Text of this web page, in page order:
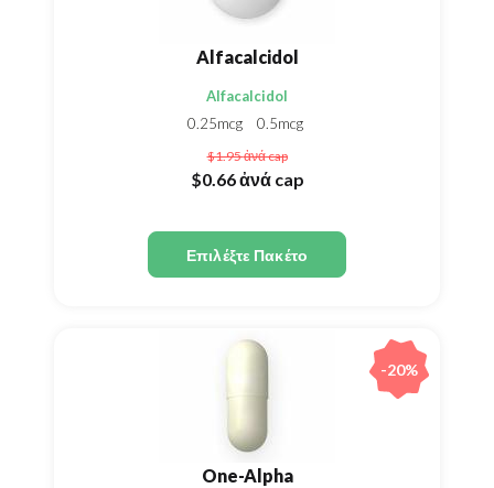
Alfacalcidol
Alfacalcidol
0.25mcg
0.5mcg
$1.95ἀνά cap
$0.66ἀνά cap
Επιλέξτε Πακέτο
One-Alpha
-20%